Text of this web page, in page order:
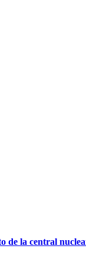
de la central